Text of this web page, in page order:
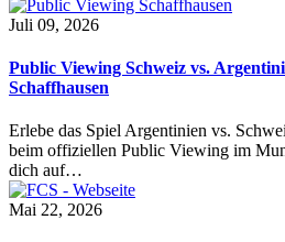
Juli 09, 2026
Public Viewing Schweiz vs.
Schaffhausen
Erlebe das Spiel Argentinien vs.
beim offiziellen Public Viewing im
dich auf…
Mai 22, 2026